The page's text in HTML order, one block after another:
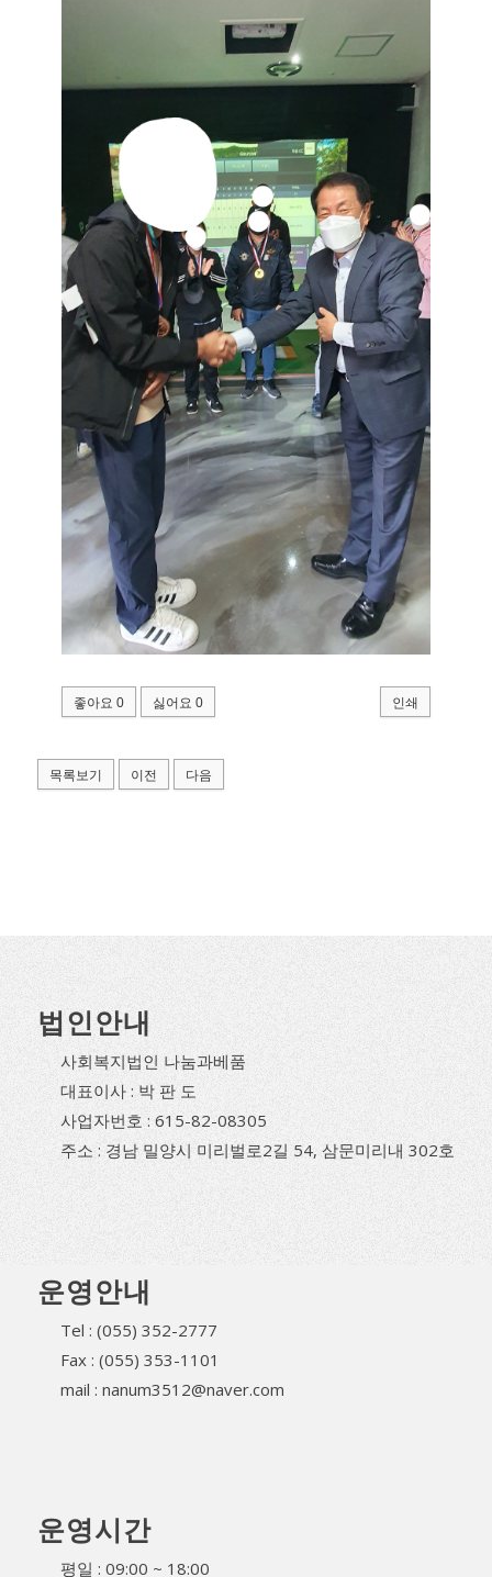
좋아요 0 싫어요 0 인쇄
목록보기 이전 다음
법인안내
사회복지법인 나눔과베품
대표이사 : 박 판 도
사업자번호 : 615-82-08305
주소 : 경남 밀양시 미리벌로2길 54, 삼문미리내 302호
운영안내
Tel : (055) 352-2777
Fax : (055) 353-1101
mail : nanum3512@naver.com
운영시간
평일 : 09:00 ~ 18:00